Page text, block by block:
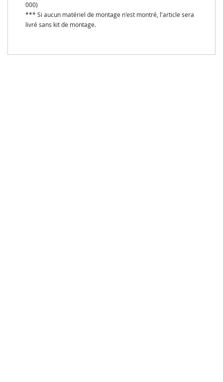
000)
*** Si aucun matériel de montage n'est montré, l'article sera
livré sans kit de montage.